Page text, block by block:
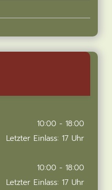
10:00 - 18:00
Letzter Einlass: 17 Uhr
10:00 - 18:00
Letzter Einlass: 17 Uhr